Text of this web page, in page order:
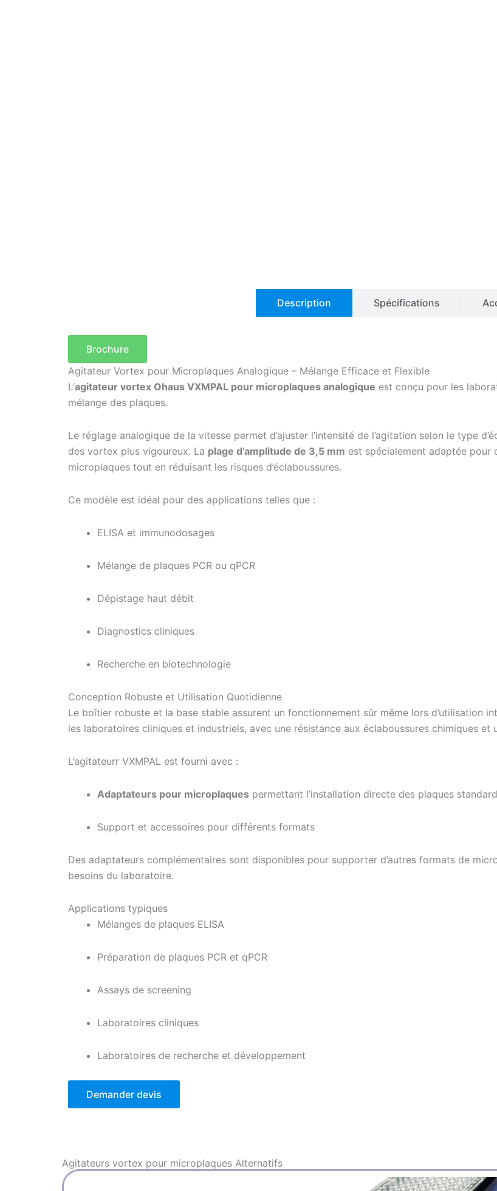
Description Spécifications
Brochure
Agitateur Vortex pour Microplaques Analogique – Mélange Efficace et Flexible
L’agitateur vortex Ohaus VXMPAL pour microplaques analogique est conçu pour les
mélange des plaques.
Le réglage analogique de la vitesse permet d’ajuster l’intensité de l’agitation selon le type
des vortex plus vigoureux. La plage d’amplitude de 3,5 mm est spécialement adaptée pour
microplaques tout en réduisant les risques d’éclaboussures.
Ce modèle est idéal pour des applications telles que :
ELISA et immunodosages
Mélange de plaques PCR ou qPCR
Dépistage haut débit
Diagnostics cliniques
Recherche en biotechnologie
Conception Robuste et Utilisation Quotidienne
Le boîtier robuste et la base stable assurent un fonctionnement sûr même lors d’utilisation
les laboratoires cliniques et industriels, avec une résistance aux éclaboussures chimiques et
L’agitateurr VXMPAL est fourni avec :
Adaptateurs pour microplaques permettant l’installation directe des plaques
Support et accessoires pour différents formats
Des adaptateurs complémentaires sont disponibles pour supporter d’autres formats de
besoins du laboratoire.
Applications typiques
Mélanges de plaques ELISA
Préparation de plaques PCR et qPCR
Assays de screening
Laboratoires cliniques
Laboratoires de recherche et développement
Demander devis
Agitateurs vortex pour microplaques Alternatifs